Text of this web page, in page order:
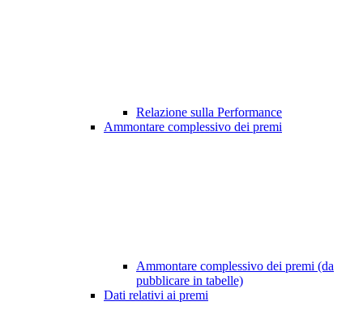
Relazione sulla Performance
Ammontare complessivo dei premi
Ammontare complessivo dei premi (da
pubblicare in tabelle)
Dati relativi ai premi